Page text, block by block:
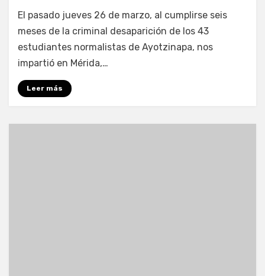
Enrique
El pasado jueves 26 de marzo, al cumplirse seis
meses de la criminal desaparición de los 43
estudiantes normalistas de Ayotzinapa, nos
impartió en Mérida,…
Leer más